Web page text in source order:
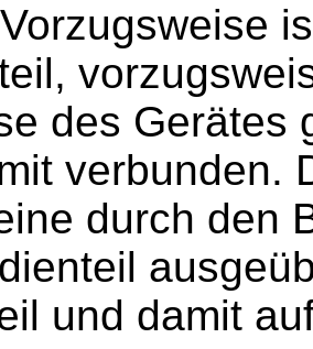
Vorzugsweise
des Gerätes
verbunden.
durch den
und damit